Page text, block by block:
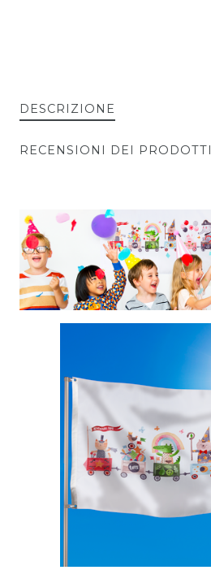
DESCRIZIONE
RECENSIONI DEI PRODOTTI